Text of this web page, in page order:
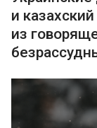
и
из